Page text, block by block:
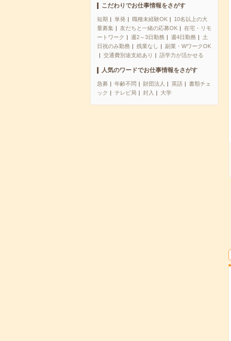
こだわりでお仕事情報をさがす
短期 単発 職種未経験OK
10名以上の大
量募集
友だちと一緒の応募OK
在宅・リモ
ートワーク
週2～3日勤務 週4日勤務
土
日祝のみ勤務
残業なし
副業・WワークOK
交通費別途支給あり
語学力が活かせる
人気のワードでお仕事情報をさがす
急募 年齢不問 財団法人 英語
書類チェ
ック
テレビ局 封入 大学